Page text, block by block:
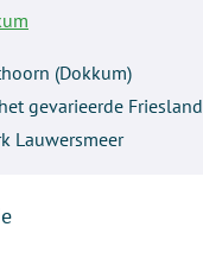
(Dokkum)
gevarieerde Friesland
Lauwersmeer